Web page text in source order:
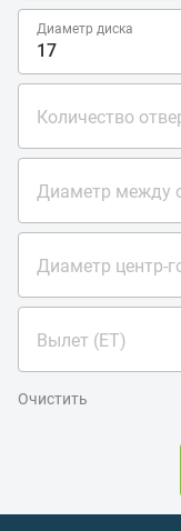
Диаметр диска
Количество
Диаметр между
Диаметр центр-
Вылет (ET)
Очистить